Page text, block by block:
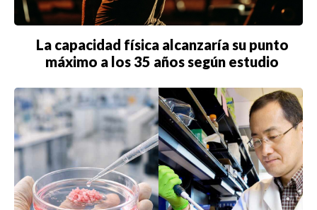
La capacidad física alcanzaría su punto
máximo a los 35 años según estudio